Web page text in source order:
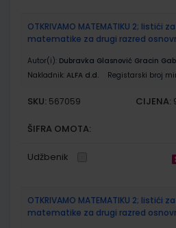
OTKRIVAMO MATEMATIKU 2;
matematike za drugi razred
Autor(i): Dubravka Glasnović Gracin
Nakladnik: ALFA d.d. Registarski broj
SKU: 567059 CIJENA:
ŠIFRA OMOTA:
Udžbenik
OTKRIVAMO MATEMATIKU 2;
matematike za drugi razred